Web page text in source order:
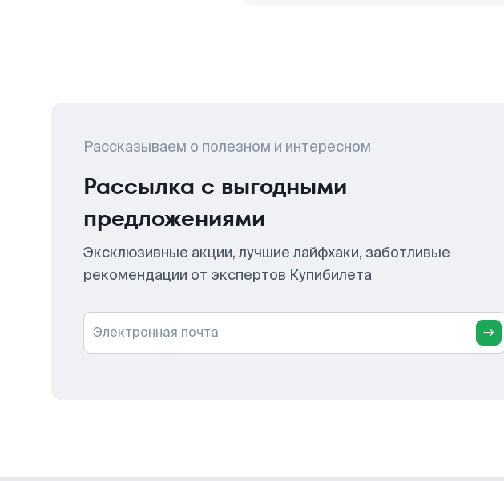
Рассказываем о полезном и интересном
Рассылка с выгодными
предложениями
Эксклюзивные акции, лучшие лайфхаки, заботливые
рекомендации от экспертов Купибилета
Электронная почта